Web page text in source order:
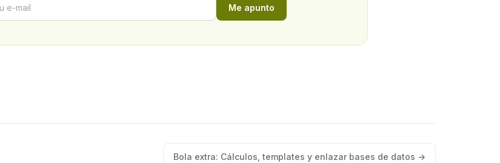
Me apunto
Bola extra: Cálculos, templates y enlazar bases de datos →